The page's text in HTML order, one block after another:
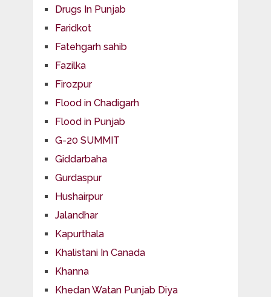
Drugs In Punjab
Faridkot
Fatehgarh sahib
Fazilka
Firozpur
Flood in Chadigarh
Flood in Punjab
G-20 SUMMIT
Giddarbaha
Gurdaspur
Hushairpur
Jalandhar
Kapurthala
Khalistani In Canada
Khanna
Khedan Watan Punjab Diya